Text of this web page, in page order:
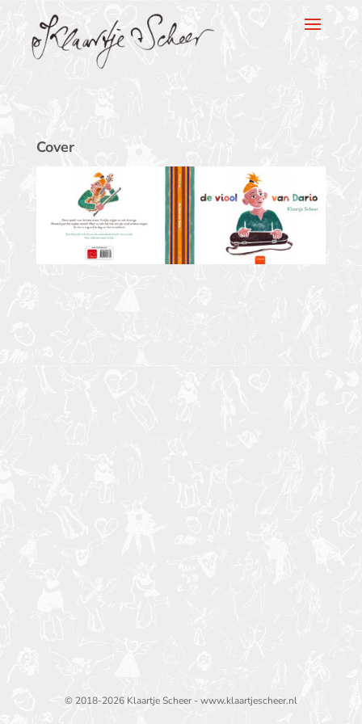
Klaartje Scheer
Cover
© 2018-2026 Klaartje Scheer - www.klaartjescheer.nl